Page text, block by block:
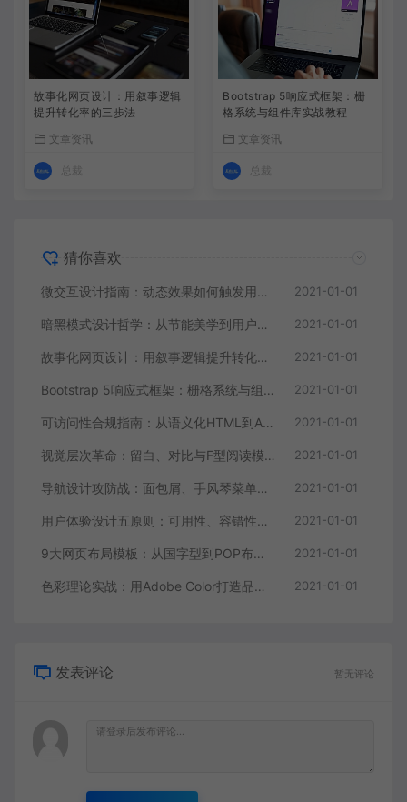
故事化网页设计：用叙事逻辑
提升转化率的三步法
文章资讯
总裁
Bootstrap 5响应式框架：栅
格系统与组件库实战教程
文章资讯
总裁
猜你喜欢
微交互设计指南：动态效果如何触发用户情绪反馈 2021-01-01
暗黑模式设计哲学：从节能美学到用户视觉舒适度优化 2021-01-01
故事化网页设计：用叙事逻辑提升转化率的三步法 2021-01-01
Bootstrap 5响应式框架：栅格系统与组件库实战教程 2021-01-01
可访问性合规指南：从语义化HTML到ARIA属性的落地实践 2021-01-01
视觉层次革命：留白、对比与F型阅读模式的实战技巧 2021-01-01
导航设计攻防战：面包屑、手风琴菜单与悬浮菜单对比 2021-01-01
用户体验设计五原则：可用性、容错性与情感化设计 2021-01-01
9大网页布局模板：从国字型到POP布局的场景化应用 2021-01-01
色彩理论实战：用Adobe Color打造品牌情绪化配色方案 2021-01-01
发表评论 暂无评论